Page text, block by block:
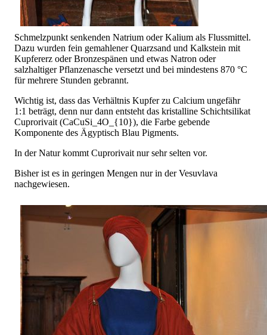
Schmelzpunkt senkenden Natrium oder Kalium als Flussmittel.
Dazu wurden fein gemahlener Quarzsand und Kalkstein mit
Kupfererz oder Bronzespänen und etwas Natron oder
salzhaltiger Pflanzenasche versetzt und bei mindestens 870 °C
für mehrere Stunden gebrannt.
Wichtig ist, dass das Verhältnis Kupfer zu Calcium ungefähr
1:1 beträgt, denn nur dann entsteht das kristalline Schichtsilikat
Cuprorivait (CaCuSi_4O_{10}), die Farbe gebende
Komponente des Ägyptisch Blau Pigments.
In der Natur kommt Cuprorivait nur sehr selten vor.
Bisher ist es in geringen Mengen nur in der Vesuvlava
nachgewiesen.